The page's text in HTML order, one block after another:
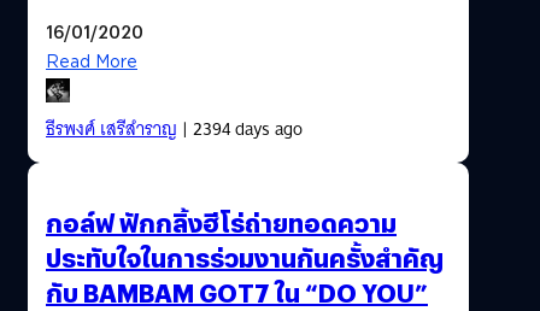
16/01/2020
Read More
ธีรพงศ์ เสรีสำราญ | 2394 days ago
กอล์ฟ ฟักกลิ้งฮีโร่ถ่ายทอดความ
ประทับใจในการร่วมงานกันครั้งสำคัญ
กับ BAMBAM GOT7 ใน “DO YOU”